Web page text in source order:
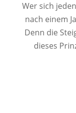
Wer sich
nach einem
Denn die
dieses